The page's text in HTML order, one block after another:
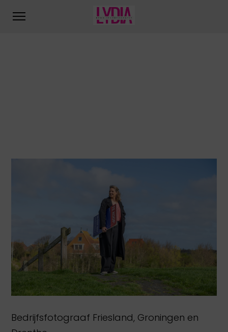
Bedrijfsfotograaf Friesland, Groningen en